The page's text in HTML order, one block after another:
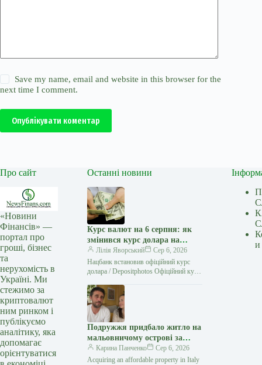
Save my name, email and website in this browser for the
next time I comment.
Опублікувати коментар
Про сайт
«Новини
Фінансів» —
портал про
гроші, бізнес
та
нерухомість в
Україні. Ми
стежимо за
криптовалют
ним ринком і
публікуємо
аналітику, яка
допомагає
орієнтуватися
Останні новини
Курс валют на 6 серпня: як
змінився курс долара на
сьогодні?
Лілія Яворський
Сер 6, 2026
Нацбанк встановив офіційний курс
долара / Depositphotos Офіційний курс
шість копійок, водночас євро
подешевшало…
Подружжя придбало житло на
мальовничому острові за
незначну суму і “влетіло в
копієчку” (фото)
Карина Панченко
Сер 6, 2026
Acquiring an affordable property in Italy
и